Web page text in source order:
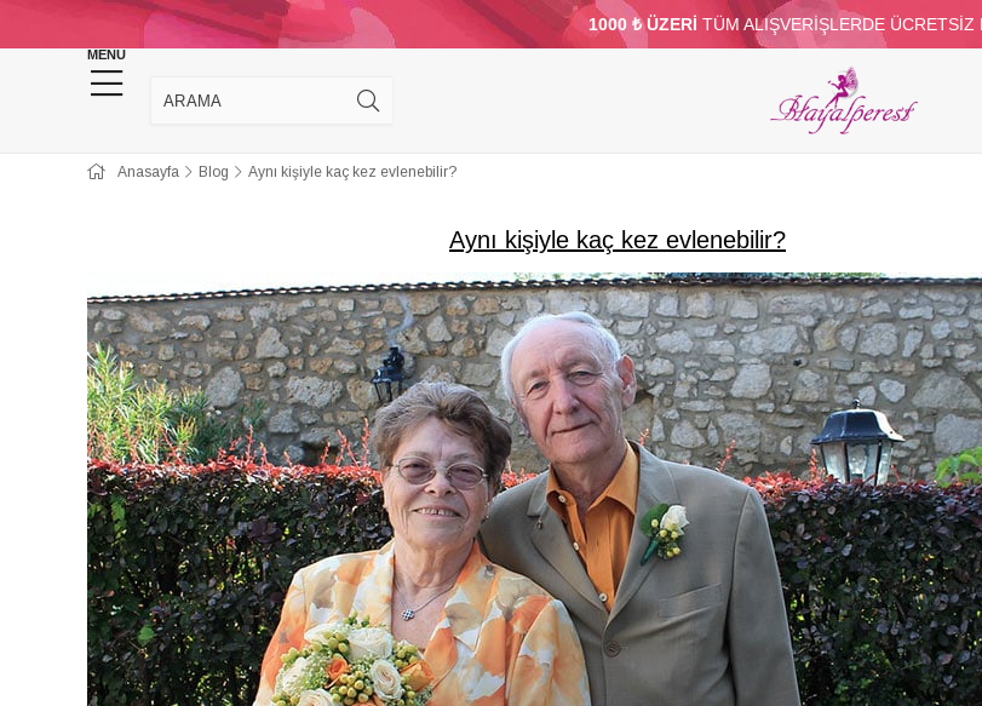
1000 ₺ ÜZERİ TÜM ALIŞVERİŞLERDE ÜCRETSİZ
MENU
KINA DÜĞÜN MALZEMELERİ TAKI MALZEMELERİ PARTİ VE SÜS MALZEMELERİ TÜY
TOPTAN DİĞER
Anasayfa Blog Aynı kişiyle kaç kez evlenebilir?
Aynı kişiyle kaç kez evlenebilir?